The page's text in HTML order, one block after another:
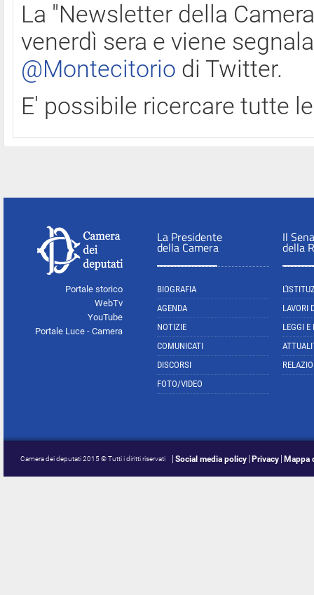
La "Newsletter della
venerdì sera e viene
@Montecitorio di Twitter.
E' possibile ricercare tutte
Portale storico
WebTv
YouTube
Portale Luce - Camera
La Presidente
della Camera
BIOGRAFIA
AGENDA
NOTIZIE
COMUNICATI
DISCORSI
FOTO/VIDEO
Il
della
LAVORI
LEGGI E
Camera dei deputati 2015 © Tutti i diritti riservati Social media policy Privacy Mappa